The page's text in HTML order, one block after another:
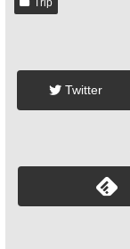
Twitter